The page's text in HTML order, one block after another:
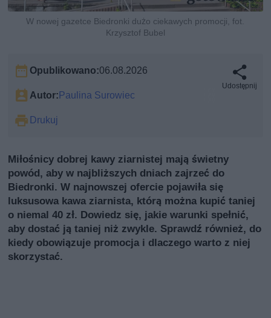
W nowej gazetce Biedronki dużo ciekawych promocji, fot.
Krzysztof Bubel
Opublikowano:06.08.2026
Autor: Paulina Surowiec
Drukuj
Udostępnij
Miłośnicy dobrej kawy ziarnistej mają świetny
powód, aby w najbliższych dniach zajrzeć do
Biedronki. W najnowszej ofercie pojawiła się
luksusowa kawa ziarnista, którą można kupić taniej
o niemal 40 zł. Dowiedz się, jakie warunki spełnić,
aby dostać ją taniej niż zwykle. Sprawdź również, do
kiedy obowiązuje promocja i dlaczego warto z niej
skorzystać.